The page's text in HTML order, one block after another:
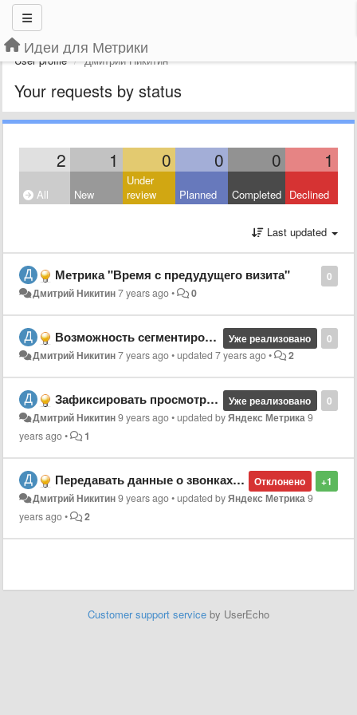
Идеи для Метрики
User profile Дмитрий Никитин
Your requests by status
2 1 0 0 0 1
All New
Under
review
Planned Completed Declined
Last updated
0
Метрика "Время с предудущего визита"
Дмитрий Никитин7 years ago• 0
0
Уже реализовано
Возможность сегментировать посетителей, при первом посещении попавших в отказ
Дмитрий Никитин7 years ago•updated7 years ago• 2
0
Уже реализовано
Зафиксировать просмотр страницы в группировках и метриках
Дмитрий Никитин9 years ago•updated byЯндекс Метрика9
years ago• 1
+1
Отклонено
Передавать данные о звонках с Яндекс.Визитки
Дмитрий Никитин9 years ago•updated byЯндекс Метрика9
years ago• 2
Customer support service by UserEcho